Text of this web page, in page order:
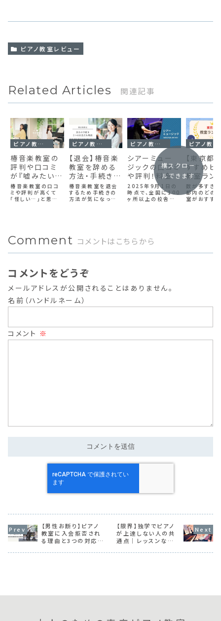
ピアノ教室レビュー
Related Articles 関連記事
ピアノ教室レビュー
椿音楽教室の
評判や口コミ
が『嘘みたいに
良い』からデメ
リットを調べた
椿音楽教室の口コ
ミや評判が高くて
「怪しい…」と思い
ッスン内容を含めて
解説します。このス
ピアノ教室レビュー
【退会】椿音楽
教室を辞める
方法・手続きで
注意すべき2つ
のことも解説
椿音楽教室を退会
するため手続きの
方法が気になって
と思っていた方は必
見です。
ピアノ教室レビュー
シアーミュー
ジックの口コミ
や評判！料金や
メリットを徹底
解説
2025年9月1日の
時点で、全国に100
ヶ所以上の校舎を
教室です。この記事
では、シアーミュー
ピアノ教
【東京都
すすめピ
教室ラン
グ！初心
人向け教
徹底比較
数が多すぎ
都内のどの
室がおすす
横スクロー
ルできます
Comment コメントはこちらから
コメントをどうぞ
メールアドレスが公開されることはありません。
名前（ハンドルネーム）
コメント ※
【男性お断り】ピアノ
教室に入会拒否され
る理由と3つの対応を
【限界】独学でピアノ
が上達しない人の共
通点｜レッスンなしで